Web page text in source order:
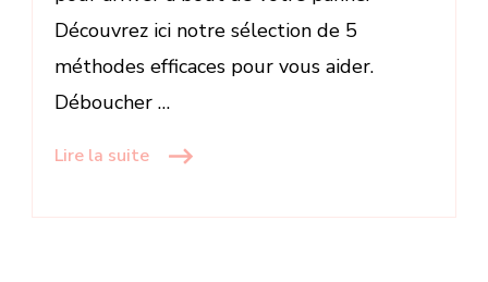
Découvrez ici notre sélection de 5
méthodes efficaces pour vous aider.
Déboucher …
Lire la suite